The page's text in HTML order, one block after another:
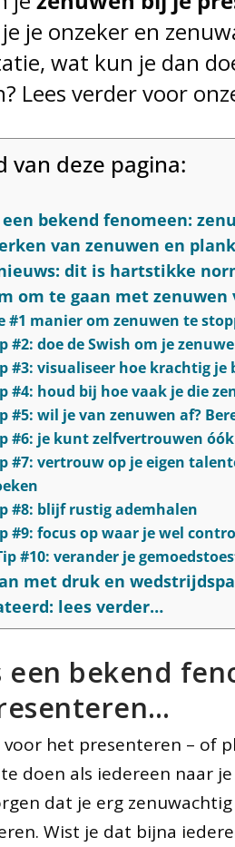
je onzeker en
wat kun je dan
Lees verder voor
van deze pagina:
bekend fenomeen:
van zenuwen en
dit is hartstikke
om te gaan met
#1 manier om zenuwen te
#2: doe de Swish om je
#3: visualiseer hoe krachtig je
#4: houd bij hoe vaak je die
#5: wil je van zenuwen af?
#6: je kunt zelfvertrouwen
#7: vertrouw op je eigen
#8: blijf rustig ademhalen
#9: focus op waar je wel
#10: verander je
met druk en
lees verder…
een bekend
voor het presenteren – of
doen als iedereen naar
dat je erg
Wist je dat bijna